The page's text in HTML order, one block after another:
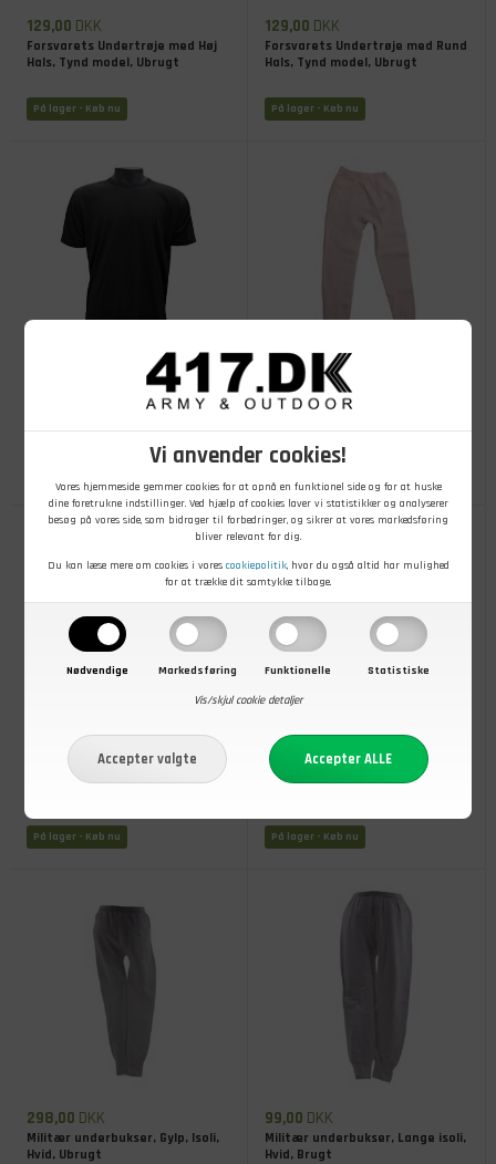
Vi anvender cookies!
Vores hjemmeside gemmer cookies for at opnå en funktionel side og for at huske
dine foretrukne indstillinger. Ved hjælp af cookies laver vi statistikker og analyserer
besøg på vores side, som bidrager til forbedringer, og sikrer at vores markedsføring
bliver relevant for dig.
Du kan læse mere om cookies i vores cookiepolitik, hvor du også altid har mulighed
for at trække dit samtykke tilbage.
Nødvendige Markedsføring Funktionelle
Statistiske
Vis/skjul cookie detaljer
129,00 DKK
Forsvarets Undertrøje med Høj
Hals, Tynd model, Ubrugt
På lager - Køb nu
129,00 DKK
Forsvarets Undertrøje med Rund
Hals, Tynd model, Ubrugt
På lager - Køb nu
Forsvarets Undertrøje, Korte
Ærmer, Ubrugt
100,00 DKK
Lange underbukser, Uden gylp,
Isoli, 2. sortering
150,00 DKK
Militær underbukser, Bomuld
På lager - Køb nu
49,00 DKK
Militær underbukser, Coolmax
På lager - Køb nu
298,00 DKK
Militær underbukser, Gylp, Isoli,
Hvid, Ubrugt
99,00 DKK
Militær underbukser, Lange isoli,
Hvid, Brugt